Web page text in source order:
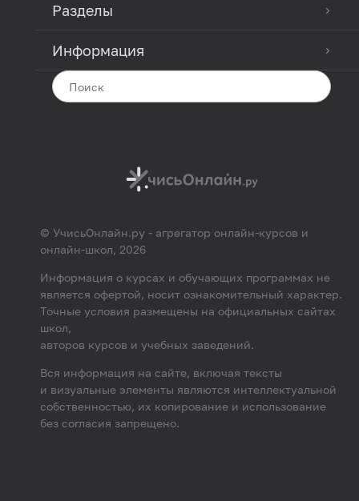
Разделы
Информация
© УчисьОнлайн.ру - агрегатор онлайн-курсов и
онлайн-школ, 2026
Информация о курсах и обучающих программах не
является офертой, носит ознакомительный характер.
Точные условия размещены на официальных сайтах
школ,
авторов курсов и учебных заведений.
Вся информация на сайте, включая тексты
и визуальные элементы являются интеллектуальной
собственностью, их копирование и использование
без согласия запрещено.